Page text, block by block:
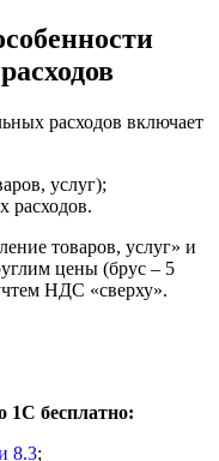
расходов включает
услуг);
расходов.
товаров, услуг» и
цены (брус – 5
НДС «сверху».
1С бесплатно:
8.3;